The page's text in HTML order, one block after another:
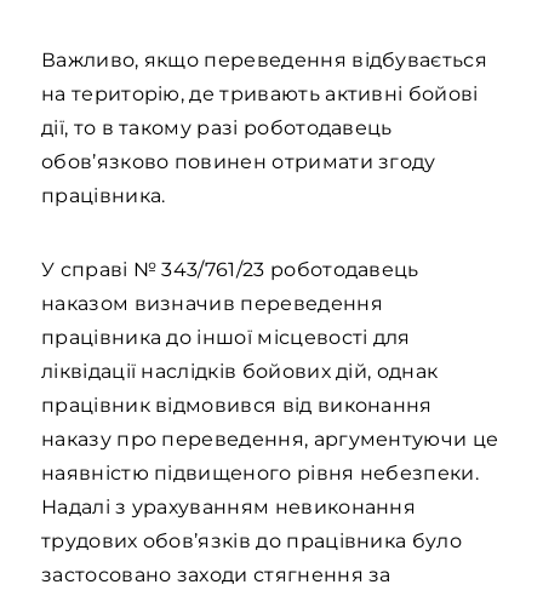
Важливо, якщо переведення відбувається
на територію, де тривають активні бойові
дії, то в такому разі роботодавець
обов’язково повинен отримати згоду
працівника.
У справі № 343/761/23 роботодавець
наказом визначив переведення
працівника до іншої місцевості для
ліквідації наслідків бойових дій, однак
працівник відмовився від виконання
наказу про переведення, аргументуючи це
наявністю підвищеного рівня небезпеки.
Надалі з урахуванням невиконання
трудових обов’язків до працівника було
застосовано заходи стягнення за